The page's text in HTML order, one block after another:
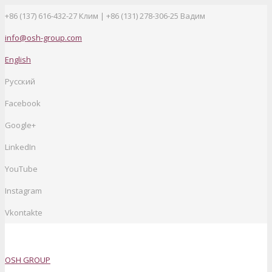
+86 (137) 616-432-27 Клим | +86 (131) 278-306-25 Вадим
info@osh-group.com
English
Русский
Facebook
Google+
LinkedIn
YouTube
Instagram
Vkontakte
OSH GROUP